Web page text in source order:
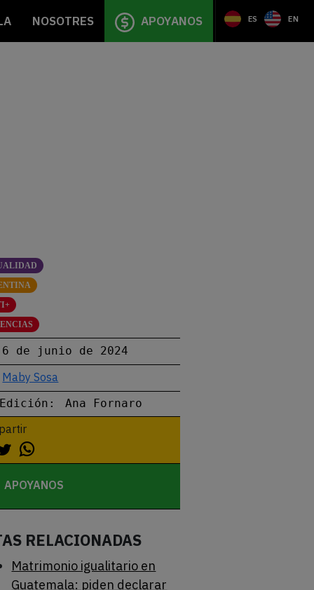
NOSOTRES APOYANOS ES EN
6 de junio de 2024
Maby Sosa
Edición: Ana Fornaro
APOYANOS
RELACIONADAS
Matrimonio igualitario en
Guatemala: piden declarar